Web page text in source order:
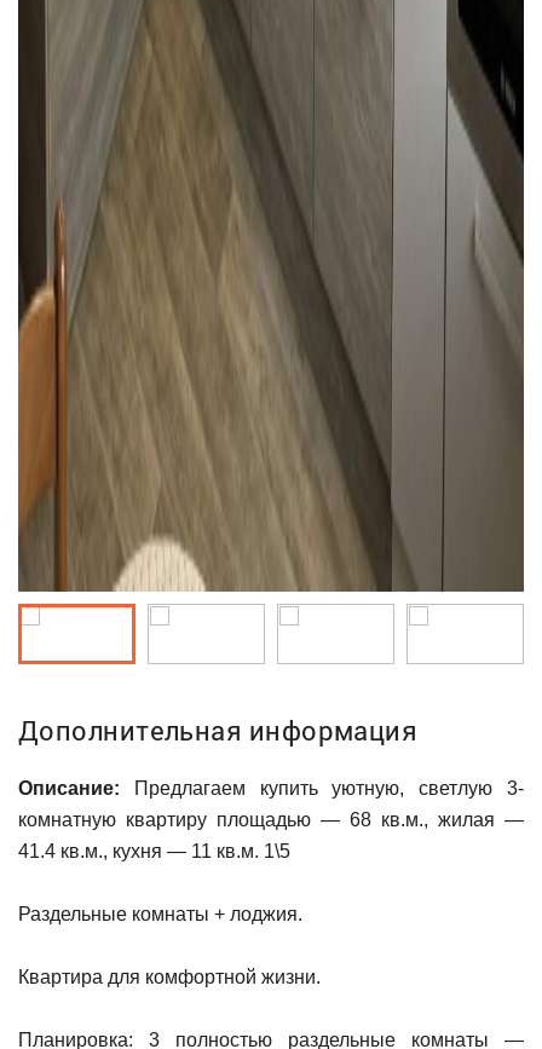
Дополнительная информация
Описание: Предлагаем купить уютную, светлую 3-
комнатную квартиру площадью — 68 кв.м., жилая —
41.4 кв.м., кухня — 11 кв.м. 1\5
Раздельные комнаты + лоджия.
Квартира для комфортной жизни.
Планировка: 3 полностью раздельные комнаты —